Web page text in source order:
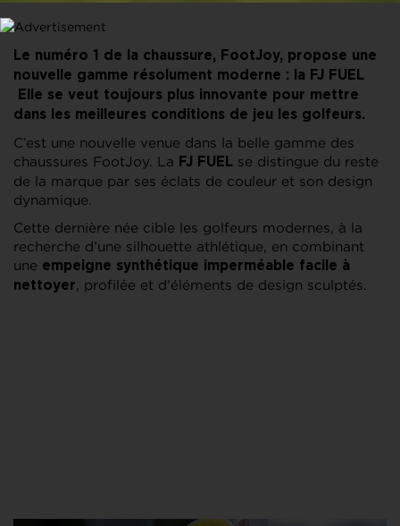
Le numéro 1 de la chaussure, FootJoy, propose une
nouvelle gamme résolument moderne : la FJ FUEL
Elle se veut toujours plus innovante pour mettre
dans les meilleures conditions de jeu les golfeurs.
C’est une nouvelle venue dans la belle gamme des
chaussures FootJoy. La FJ FUEL se distingue du reste
de la marque par ses éclats de couleur et son design
dynamique.
Cette dernière née cible les golfeurs modernes, à la
recherche d’une silhouette athlétique, en combinant
une empeigne synthétique imperméable facile à
nettoyer, profilée et d’éléments de design sculptés.